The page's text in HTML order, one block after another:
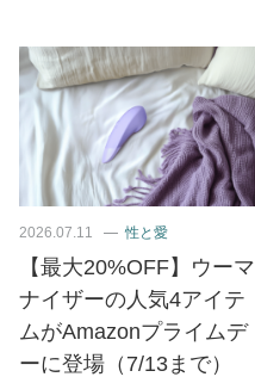
2026.07.11 性と愛
【最大20%OFF】ウーマ
ナイザーの人気4アイテ
ムがAmazonプライムデ
ーに登場（7/13まで）